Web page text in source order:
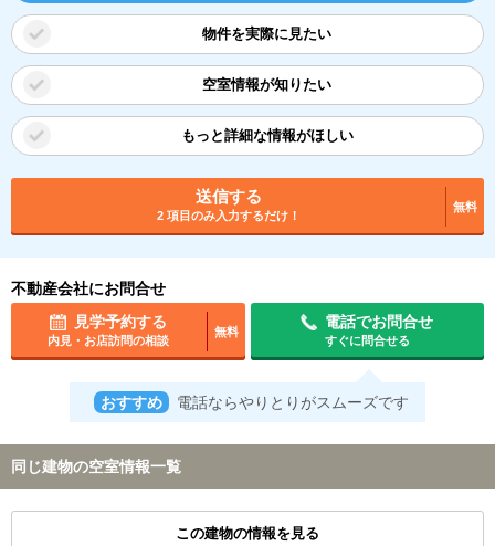
物件を実際に見たい
空室情報が知りたい
もっと詳細な情報がほしい
送信する
2 項目のみ入力するだけ！
無料
不動産会社にお問合せ
見学予約する
内見・お店訪問の相談
無料
電話でお問合せ
すぐに問合せる
おすすめ 電話ならやりとりがスムーズです
同じ建物の空室情報一覧
この建物の情報を見る